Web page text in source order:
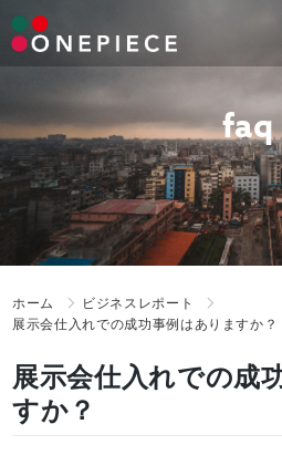
Skip
to
faq
ホーム
ビジネスレポート
展示会仕入れでの成功事例はありますか？
展示会仕入れでの成
すか？